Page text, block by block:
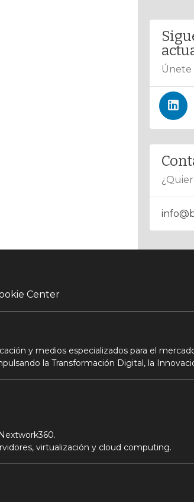
Únete
Center
y medios especializados para el
la Transformación Digital, la
virtualización y cloud computing.